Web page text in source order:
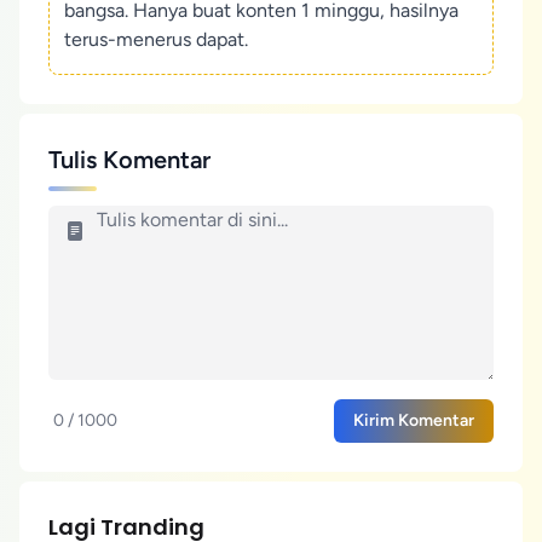
bangsa. Hanya buat konten 1 minggu, hasilnya
terus-menerus dapat.
Tulis Komentar
0 / 1000 Kirim Komentar
Lagi Tranding